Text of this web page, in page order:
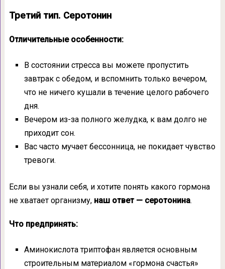
Третий тип. Серотонин
Отличительные особенности:
В состоянии стресса вы можете пропустить
завтрак с обедом, и вспомнить только вечером,
что не ничего кушали в течение целого рабочего
дня.
Вечером из-за полного желудка, к вам долго не
приходит сон.
Вас часто мучает бессонница, не покидает чувство
тревоги.
Если вы узнали себя, и хотите понять какого гормона
не хватает организму, наш ответ — серотонина.
Что предпринять:
Аминокислота триптофан является основным
строительным материалом «гормона счастья»